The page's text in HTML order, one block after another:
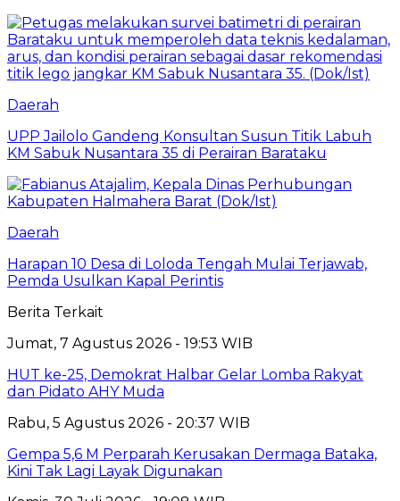
Daerah
UPP Jailolo Gandeng Konsultan Susun Titik Labuh
KM Sabuk Nusantara 35 di Perairan Barataku
Daerah
Harapan 10 Desa di Loloda Tengah Mulai Terjawab,
Pemda Usulkan Kapal Perintis
Berita Terkait
Jumat, 7 Agustus 2026 - 19:53 WIB
HUT ke-25, Demokrat Halbar Gelar Lomba Rakyat
dan Pidato AHY Muda
Rabu, 5 Agustus 2026 - 20:37 WIB
Gempa 5,6 M Perparah Kerusakan Dermaga Bataka,
Kini Tak Lagi Layak Digunakan